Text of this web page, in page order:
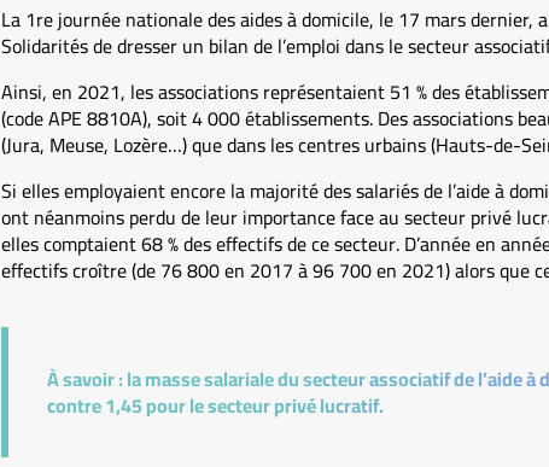
La 1re journée nationale des aides à domicile, le 17 mars dernier,
Solidarités de dresser un bilan de l’emploi dans le secteur
Ainsi, en 2021, les associations représentaient 51 % des
(code APE 8810A), soit 4 000 établissements. Des associations
(Jura, Meuse, Lozère…) que dans les centres urbains (Hauts-de-
Si elles employaient encore la majorité des salariés de l’aide à
ont néanmoins perdu de leur importance face au secteur privé
elles comptaient 68 % des effectifs de ce secteur. D’année en
effectifs croître (de 76 800 en 2017 à 96 700 en 2021) alors que
À savoir :la masse salariale du secteur associatif de l’aide
contre 1,45 pour le secteur privé lucratif.